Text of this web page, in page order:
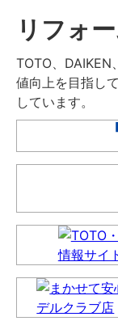
リフォ
TOTO、DAIKEN
値向上を目指し
しています。